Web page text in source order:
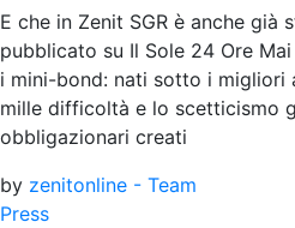
E che in Zenit SGR è anche
pubblicato su Il Sole 24 Ore
i mini-bond: nati sotto i migliori
mille difficoltà e lo scetticismo
obbligazionari creati
by zenitonline - Team
Press